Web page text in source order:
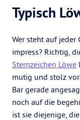
Typisch
Wer steht auf jeder
impress? Richtig,
Sternzeichen Löwe
mutig und stolz
Bar gerade
noch auf die
ist sie diejenige,